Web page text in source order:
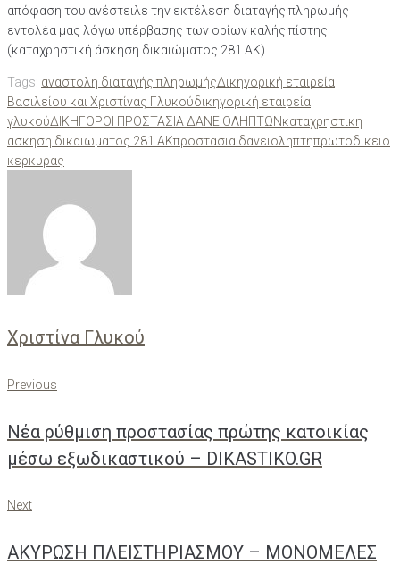
απόφαση του ανέστειλε την εκτέλεση διαταγής πληρωμής
εντολέα μας λόγω υπέρβασης των ορίων καλής πίστης
(καταχρηστική άσκηση δικαιώματος 281 ΑΚ).
Tags: αναστολη διαταγής πληρωμήςΔικηγορική εταιρεία
Βασιλείου και Χριστίνας Γλυκούδικηγορική εταιρεία
γλυκούΔΙΚΗΓΟΡΟΙ ΠΡΟΣΤΑΣΙΑ ΔΑΝΕΙΟΛΗΠΤΩΝκαταχρηστικη
ασκηση δικαιωματος 281 ΑΚπροστασια δανειοληπτηπρωτοδικειο
κερκυρας
Χριστίνα Γλυκού
Πλοήγηση
άρθρων
Previous
Previous
Νέα ρύθμιση προστασίας πρώτης κατοικίας
μέσω εξωδικαστικού – DIKASTIKO.GR
Next
Next
ΑΚΥΡΩΣΗ ΠΛΕΙΣΤΗΡΙΑΣΜΟΥ – ΜΟΝΟΜΕΛΕΣ